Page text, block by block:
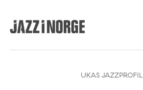
UKAS JAZZPROFIL